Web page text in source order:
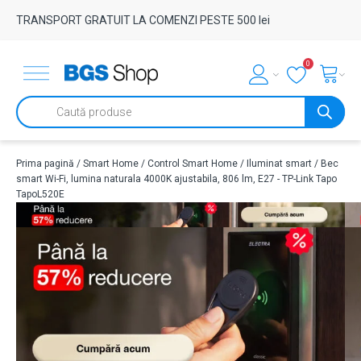
TRANSPORT GRATUIT LA COMENZI PESTE 500 lei
0
Products
search
Prima pagină / Smart Home / Control Smart Home / Iluminat smart / Bec
smart Wi-Fi, lumina naturala 4000K ajustabila, 806 lm, E27 - TP-Link Tapo
TapoL520E